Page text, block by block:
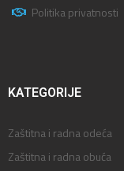
Politika privatnosti
KATEGORIJE
Zaštitna i radna odeća
Zaštitna i radna obuća